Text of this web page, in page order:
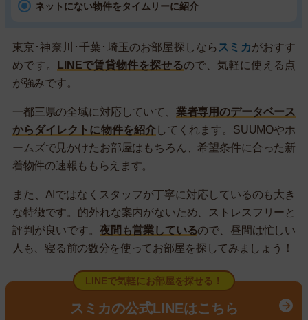
ネットにない物件をタイムリーに紹介
東京･神奈川･千葉･埼玉のお部屋探しなら スミカがおすす
めです。
LINEで賃貸物件を探せるので、気軽に使える点
が強みです。
一都三県の全域に対応していて、 業者専用のデータベース
からダイレクトに物件を紹介してくれます。SUUMOやホ
ームズで見かけたお部屋はもちろん、希望条件に合った新
着物件の速報ももらえます。
また、AIではなくスタッフが丁寧に対応しているのも大き
な特徴です。的外れな案内がないため、ストレスフリーと
評判が良いです。 夜間も営業しているので、昼間は忙しい
人も、寝る前の数分を使ってお部屋を探してみましょう！
LINEで気軽にお部屋を探せる！
スミカの公式LINEはこちら